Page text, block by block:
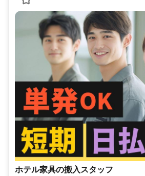
ホテル家具の搬入スタッフ